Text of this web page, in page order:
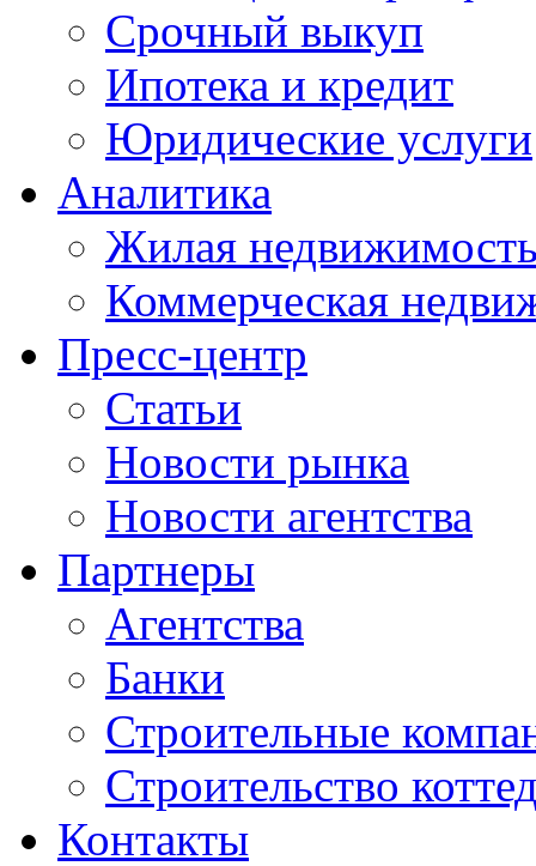
Срочный выкуп
Ипотека и кредит
Юридические услуги
Аналитика
Жилая
Коммерческая
Пресс-центр
Статьи
Новости рынка
Новости агентства
Партнеры
Агентства
Банки
Строительные
Строительство
Контакты